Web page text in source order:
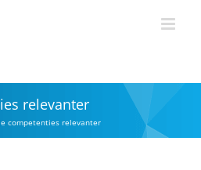
relevanter
competenties relevanter